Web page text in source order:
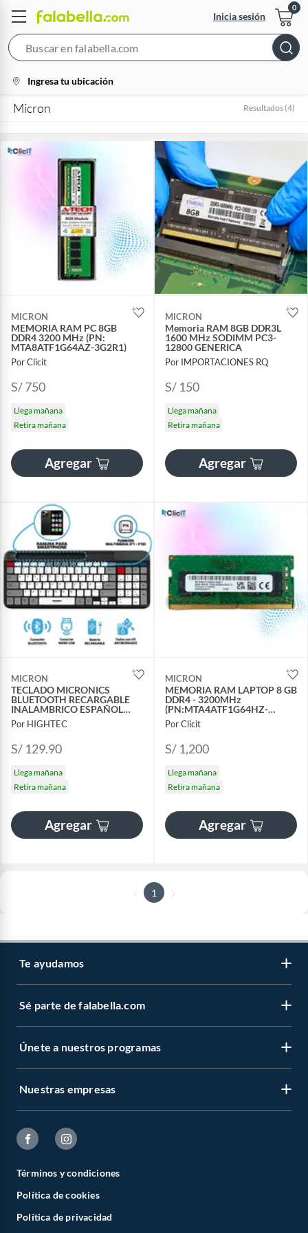
Inicia sesión
Bar
location-
icon
Ingresa tu ubicación
Micron Resultados (4)
MICRON
MEMORIA RAM PC 8GB
DDR4 3200 MHz (PN:
MTA8ATF1G64AZ-3G2R1)
Por Clicit
S/ 750
Llega mañana
Retira mañana
Agregar
MICRON
Memoria RAM 8GB DDR3L
1600 MHz SODIMM PC3-
12800 GENERICA
Por IMPORTACIONES RQ
S/ 150
Llega mañana
Retira mañana
Agregar
MICRON
TECLADO MICRONICS
BLUETOOTH RECARGABLE
INALAMBRICO ESPAÑOL
K600-3M
Por HIGHTEC
S/ 129.90
Llega mañana
Retira mañana
Agregar
MICRON
MEMORIA RAM LAPTOP 8 GB
DDR4 - 3200MHz
(PN:MTA4ATF1G64HZ-
3G2F1)
Por Clicit
S/ 1,200
Llega mañana
Retira mañana
Agregar
1
Te ayudamos
Sé parte de falabella.com
Únete a nuestros programas
Nuestras empresas
Términos y condiciones
Política de cookies
Política de privacidad